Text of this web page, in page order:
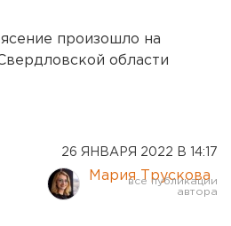
произошло на
области
26 ЯНВАРЯ 2022 В 14:17
Мария Трускова